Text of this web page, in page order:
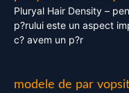
Pluryal Hair Density –
p?rului este un aspect
c? avem un p?r
modele de par